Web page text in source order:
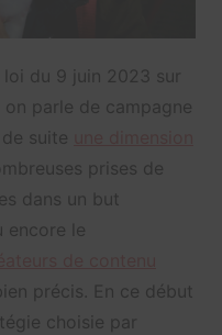
loi du 9 juin 2023 sur
on parle de campagne
suite
prises de
dans un but
encore le
précis. En ce début
choisie par